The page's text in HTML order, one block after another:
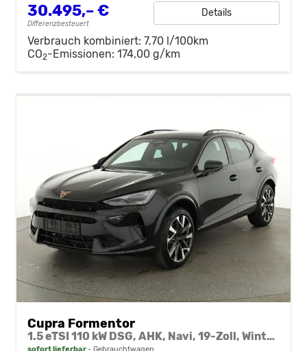
30.495,– €
Differenzbesteuert
Details
Verbrauch kombiniert: 7,70 l/100km
CO2-Emissionen: 174,00 g/km
Cupra Formentor
1.5 eTSI 110 kW DSG, AHK, Navi, 19-Zoll, Winterpaket
sofort lieferbar Gebrauchtwagen